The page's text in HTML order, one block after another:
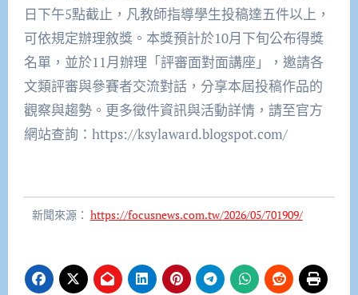
日下午5點截止，凡教師指導學生投稿達五件以上，
可依規定辦理敘獎。本獎預計於10月下旬公布得獎
名單，並於11月辦理「評審面對面講座」，邀請各
文類評審與參賽者交流對話，分享本屆投稿作品的
觀察與趨勢。更多徵件資訊與活動詳情，請至官方
網站查詢：https://ksylaward.blogspot.com/
新聞來源： https://focusnews.com.tw/2026/05/701909/